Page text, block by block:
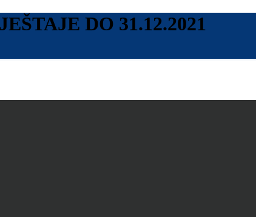
DO 31.12.2021